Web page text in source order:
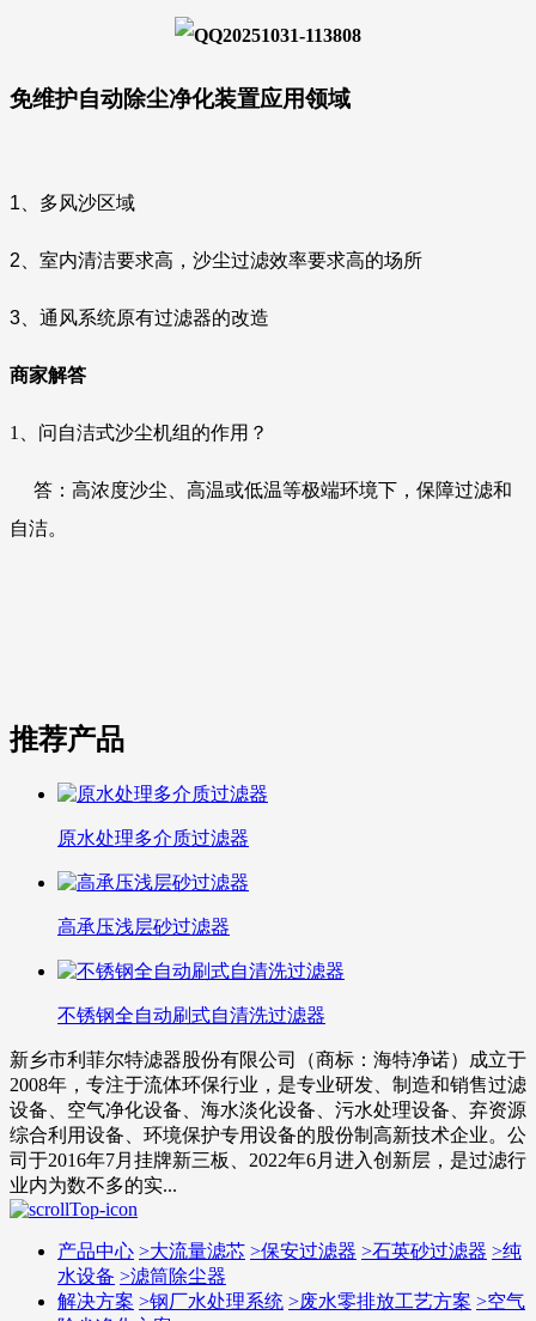
免维护自动除尘净化装置应用领域
1、多风沙区域
2、室内清洁要求高，沙尘过滤效率要求高的场所
3、通风系统原有过滤器的改造
商家解答
1、 问自洁式沙尘机组的作用？
答 ： 高浓度沙尘、高温或低温等极端环境下，保障过滤和
自洁。
推荐产品
原水处理多介质过滤器
高承压浅层砂过滤器
不锈钢全自动刷式自清洗过滤器
新乡市利菲尔特滤器股份有限公司（商标：海特净诺）成立于
2008年，专注于流体环保行业，是专业研发、制造和销售过滤
设备、空气净化设备、海水淡化设备、污水处理设备、弃资源
综合利用设备、环境保护专用设备的股份制高新技术企业。公
司于2016年7月挂牌新三板、2022年6月进入创新层，是过滤行
业内为数不多的实...
产品中心 >大流量滤芯 >保安过滤器 >石英砂过滤器 >纯
水设备 >滤筒除尘器
解决方案 >钢厂水处理系统 >废水零排放工艺方案 >空气